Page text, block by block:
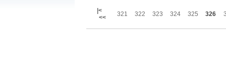
|<
<<
321 322 323 324 325 326